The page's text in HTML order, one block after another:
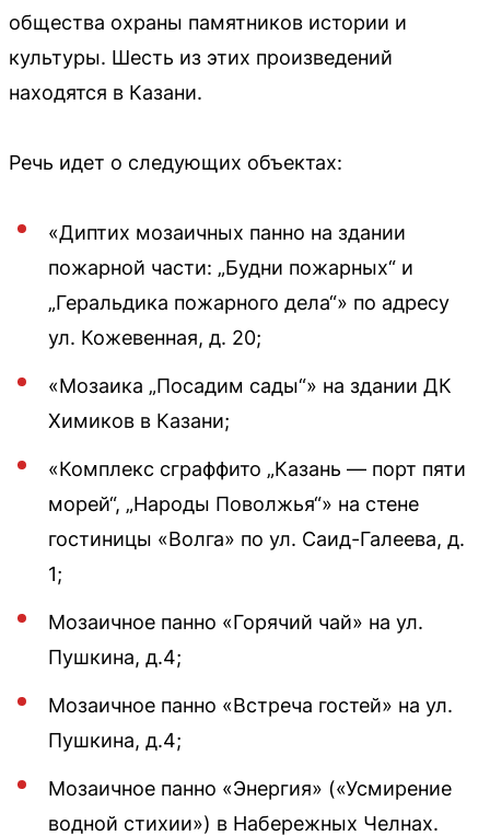
общества охраны памятников истории и
культуры. Шесть из этих произведений
находятся в Казани.
Речь идет о следующих объектах:
«Диптих мозаичных панно на здании
пожарной части: „Будни пожарных“ и
„Геральдика пожарного дела“» по адресу
ул. Кожевенная, д. 20;
«Мозаика „Посадим сады“» на здании ДК
Химиков в Казани;
«Комплекс сграффито „Казань — порт пяти
морей“, „Народы Поволжья“» на стене
гостиницы «Волга» по ул. Саид-Галеева, д.
1;
Мозаичное панно «Горячий чай» на ул.
Пушкина, д.4;
Мозаичное панно «Встреча гостей» на ул.
Пушкина, д.4;
Мозаичное панно «Энергия» («Усмирение
водной стихии») в Набережных Челнах.